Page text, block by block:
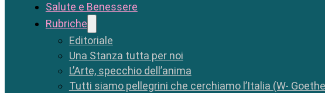
Salute e Benessere
Rubriche
Editoriale
Una Stanza tutta per noi
L’Arte, specchio dell’anima
Tutti siamo pellegrini che cerchiamo l’Italia (W-